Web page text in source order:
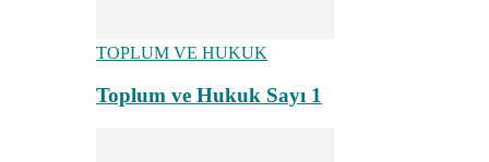
TOPLUM VE HUKUK
Toplum ve Hukuk Sayı 1